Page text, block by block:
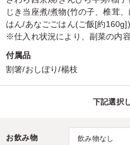
じき当座煮/煮物(竹の子、椎茸
はん/あなごごはん(ご飯[約160g])
※仕入れ状況により、副菜の内
付属品
割箸/おしぼり/楊枝
下記選択
お飲み物